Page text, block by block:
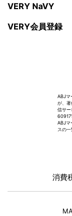
VERY NaVY
VERY会員登録
ABJマ
が、著
信サー
ABJマ
スの一
消費